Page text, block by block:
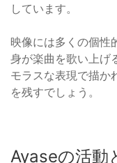
しています。
映像には多くの個性
身が楽曲を歌い上げ
モラスな表現で描か
を残すでしょう。
Ayaseの活動